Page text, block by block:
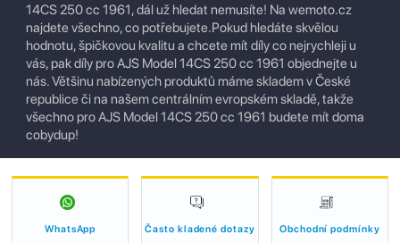
14CS 250 cc 1961, dál už hledat nemusíte! Na wemoto.cz
najdete všechno, co potřebujete.Pokud hledáte skvělou
hodnotu, špičkovou kvalitu a chcete mít díly co nejrychleji u
vás, pak díly pro AJS Model 14CS 250 cc 1961 objednejte u
nás. Většinu nabízených produktů máme skladem v České
republice či na našem centrálním evropském skladě, takže
všechno pro AJS Model 14CS 250 cc 1961 budete mít doma
cobydup!
WhatsApp Často kladené dotazy Obchodní podmínky